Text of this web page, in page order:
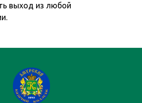
выход из любой